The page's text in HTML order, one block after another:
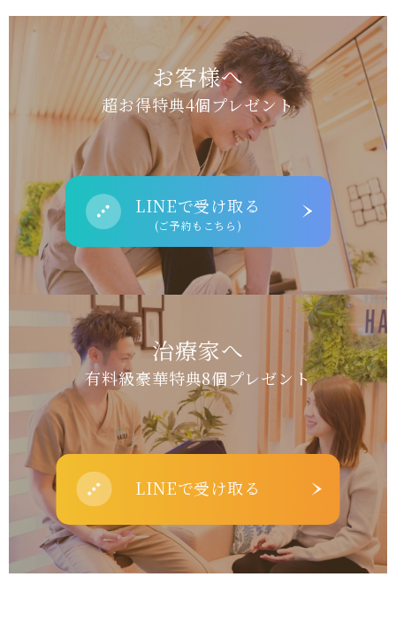
お客様へ
超お得特典4個プレゼント
LINEで受け取る
(ご予約もこちら)
治療家へ
有料級豪華特典8個プレゼント
LINEで受け取る